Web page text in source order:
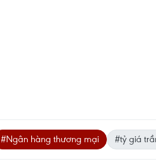
#Ngân hàng thương mại #tỷ giá